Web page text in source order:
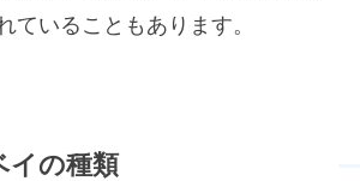
ていることもあります。
イの種類